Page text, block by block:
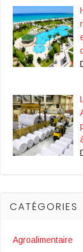
CATÉGORIES
Agroalimentaire